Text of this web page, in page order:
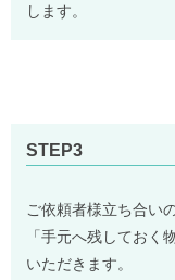
します。
STEP3
ご依頼者様立ち合い
「手元へ残しておく
いただきます。